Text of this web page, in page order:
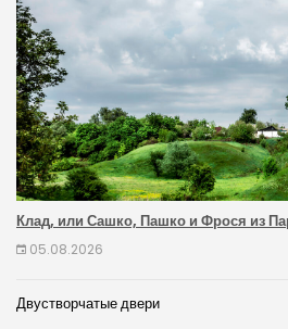
Клад, или Сашко, Пашко и Фрося из
05.08.2026
Двустворчатые двери